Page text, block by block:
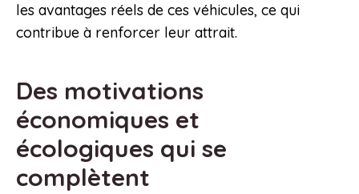
les avantages réels de ces véhicules, ce qui
contribue à renforcer leur attrait.
Des motivations
économiques et
écologiques qui se
complètent